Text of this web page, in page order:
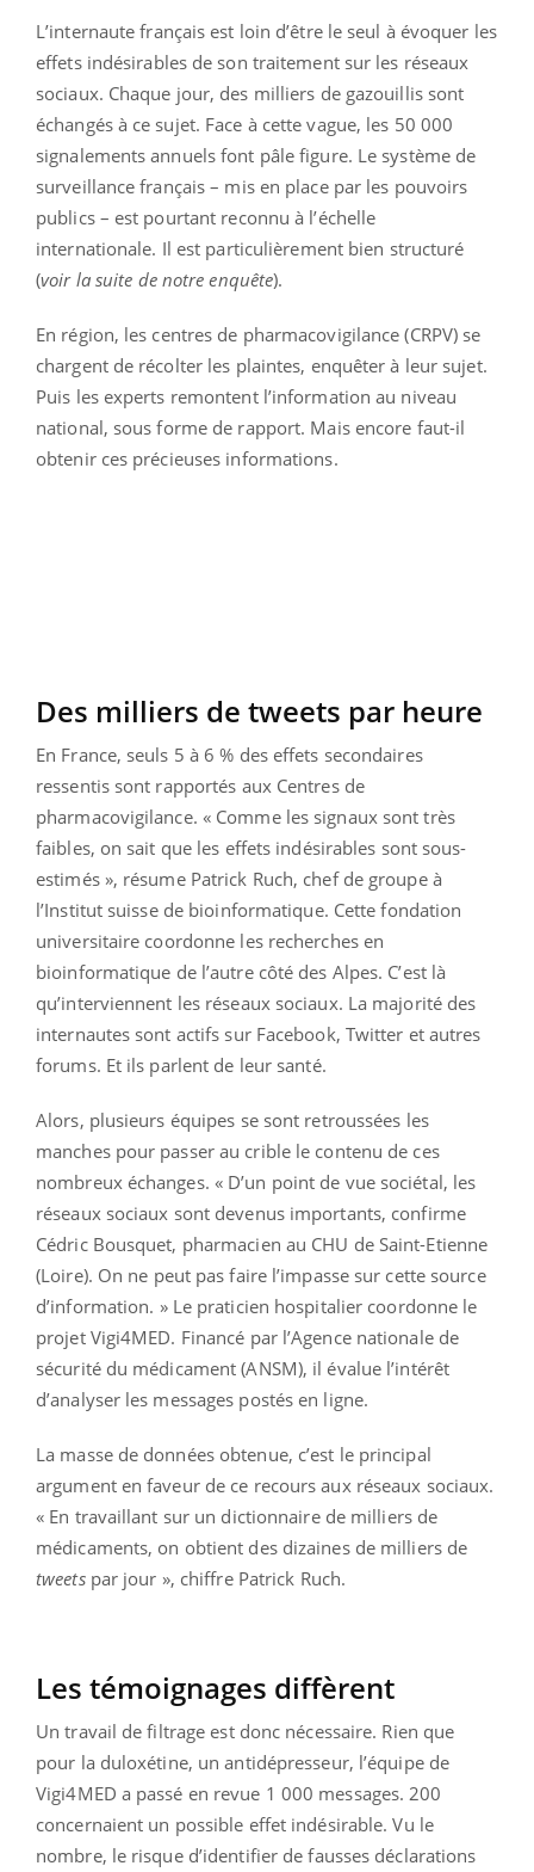
L’internaute français est loin d’être le seul à évoquer les
effets indésirables de son traitement sur les réseaux
sociaux. Chaque jour, des milliers de gazouillis sont
échangés à ce sujet. Face à cette vague, les 50 000
signalements annuels font pâle figure. Le système de
surveillance français – mis en place par les pouvoirs
publics – est pourtant reconnu à l’échelle
internationale. Il est particulièrement bien structuré
(voir la suite de notre enquête).
En région, les centres de pharmacovigilance (CRPV) se
chargent de récolter les plaintes, enquêter à leur sujet.
Puis les experts remontent l’information au niveau
national, sous forme de rapport. Mais encore faut-il
obtenir ces précieuses informations.
Des milliers de tweets par heure
En France, seuls 5 à 6 % des effets secondaires
ressentis sont rapportés aux Centres de
pharmacovigilance. « Comme les signaux sont très
faibles, on sait que les effets indésirables sont sous-
estimés », résume Patrick Ruch, chef de groupe à
l’Institut suisse de bioinformatique. Cette fondation
universitaire coordonne les recherches en
bioinformatique de l’autre côté des Alpes. C’est là
qu’interviennent les réseaux sociaux. La majorité des
internautes sont actifs sur Facebook, Twitter et autres
forums. Et ils parlent de leur santé.
Alors, plusieurs équipes se sont retroussées les
manches pour passer au crible le contenu de ces
nombreux échanges. « D’un point de vue sociétal, les
réseaux sociaux sont devenus importants, confirme
Cédric Bousquet, pharmacien au CHU de Saint-Etienne
(Loire). On ne peut pas faire l’impasse sur cette source
d’information. » Le praticien hospitalier coordonne le
projet Vigi4MED. Financé par l’Agence nationale de
sécurité du médicament (ANSM), il évalue l’intérêt
d’analyser les messages postés en ligne.
La masse de données obtenue, c’est le principal
argument en faveur de ce recours aux réseaux sociaux.
« En travaillant sur un dictionnaire de milliers de
médicaments, on obtient des dizaines de milliers de
tweetspar jour », chiffre Patrick Ruch.
Les témoignages diffèrent
Un travail de filtrage est donc nécessaire. Rien que
pour la duloxétine, un antidépresseur, l’équipe de
Vigi4MED a passé en revue 1 000 messages. 200
concernaient un possible effet indésirable. Vu le
nombre, le risque d’identifier de fausses déclarations